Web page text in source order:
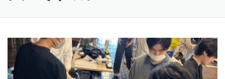
アクセス